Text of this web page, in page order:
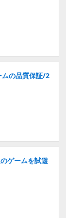
ムの品質保証/2
ゲームを試遊